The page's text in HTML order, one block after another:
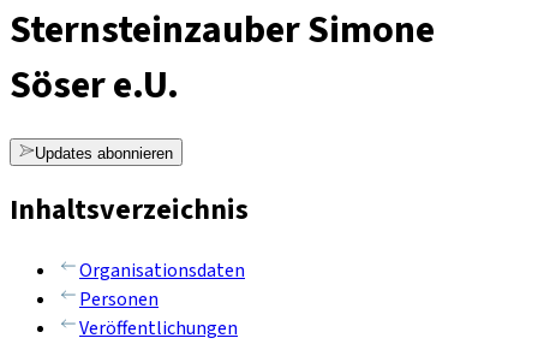
Sternsteinzauber Simone
Söser e.U.
Updates abonnieren
Inhaltsverzeichnis
Organisationsdaten
Personen
Veröffentlichungen